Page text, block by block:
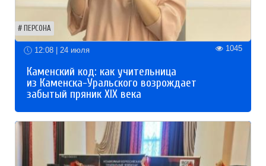
ПЕРСОНА
12:08 | 24 июля 1045
Каменский код: как учительница
из Каменска-Уральского возрождает
забытый пряник XIX века